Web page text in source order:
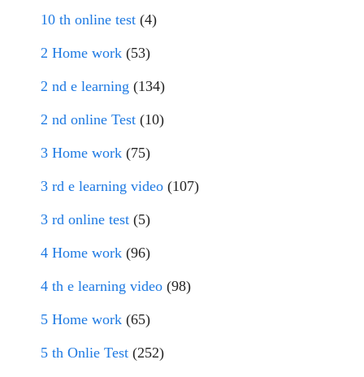
10 th online test (4)
2 Home work (53)
2 nd e learning (134)
2 nd online Test (10)
3 Home work (75)
3 rd e learning video (107)
3 rd online test (5)
4 Home work (96)
4 th e learning video (98)
5 Home work (65)
5 th Onlie Test (252)